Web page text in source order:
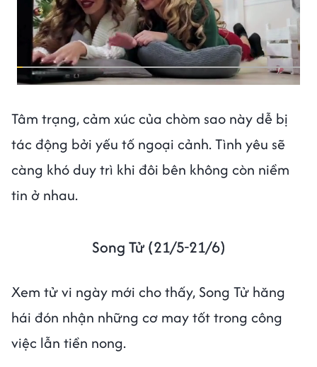
Tâm trạng, cảm xúc của chòm sao này dễ bị
tác động bởi yếu tố ngoại cảnh. Tình yêu sẽ
càng khó duy trì khi đôi bên không còn niềm
tin ở nhau.
Song Tử (21/5-21/6)
Xem tử vi ngày mới cho thấy, Song Tử hăng
hái đón nhận những cơ may tốt trong công
việc lẫn tiền nong.